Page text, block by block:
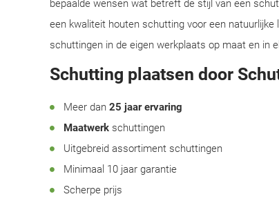
bepaalde wensen wat betreft de stijl van een
een kwaliteit houten schutting voor een
schuttingen in de eigen werkplaats op maat en in
Schutting plaatsen door
Meer dan 25 jaar ervaring
Maatwerk schuttingen
Uitgebreid assortiment schuttingen
Minimaal 10 jaar garantie
Scherpe prijs